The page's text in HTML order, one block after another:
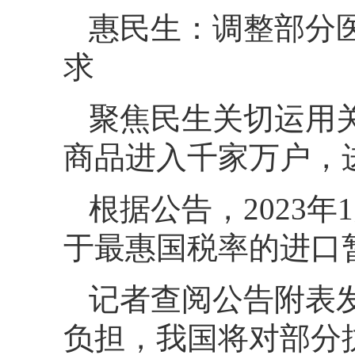
惠民生：调整部分
求
聚焦民生关切运用
商品进入千家万户，
根据公告，2023年
于最惠国税率的进口
记者查阅公告附表
负担，我国将对部